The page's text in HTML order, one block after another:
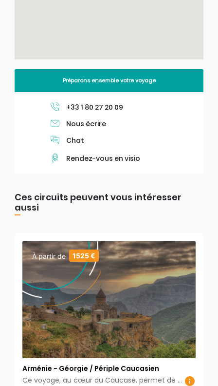
Préparons ensemble votre voyage
+33 1 80 27 20 09
Nous écrire
Chat
Rendez-vous en visio
Ces circuits peuvent vous intéresser
aussi
À partir de 1525 €
Arménie - Géorgie / Périple Caucasien
Ce voyage, au cœur du Caucase, permet de découvrir une terre de mythes et de légendes. Les deux pays chrétiens, Arménie et Géorgie, les plus anciens christianisés dans la Région sont situés au croisement de deux civilisations: l‘Europe et l’Asie. Harmonieusement influencés dans leurs cultures et vies quotidiennes, attirent les visiteurs par leur hospitalité, leurs histoires et surtout par l’attachement aux traditions